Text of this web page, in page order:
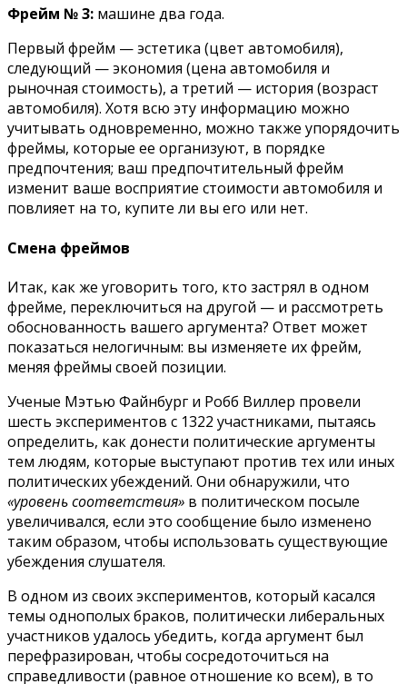
Фрейм № 3: машине два года.
Первый фрейм — эстетика (цвет автомобиля),
следующий — экономия (цена автомобиля и
рыночная стоимость), а третий — история (возраст
автомобиля). Хотя всю эту информацию можно
учитывать одновременно, можно также упорядочить
фреймы, которые ее организуют, в порядке
предпочтения; ваш предпочтительный фрейм
изменит ваше восприятие стоимости автомобиля и
повлияет на то, купите ли вы его или нет.
Смена фреймов
Итак, как же уговорить того, кто застрял в одном
фрейме, переключиться на другой — и рассмотреть
обоснованность вашего аргумента? Ответ может
показаться нелогичным: вы изменяете их фрейм,
меняя фреймы своей позиции.
Ученые Мэтью Файнбург и Робб Виллер провели
шесть экспериментов с 1322 участниками, пытаясь
определить, как донести политические аргументы
тем людям, которые выступают против тех или иных
политических убеждений. Они обнаружили, что
«уровень соответствия» в политическом посыле
увеличивался, если это сообщение было изменено
таким образом, чтобы использовать существующие
убеждения слушателя.
В одном из своих экспериментов, который касался
темы однополых браков, политически либеральных
участников удалось убедить, когда аргумент был
перефразирован, чтобы сосредоточиться на
справедливости (равное отношение ко всем), в то